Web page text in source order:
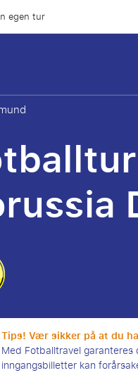
egen tur
Tips! Vær sikker på at du
Med Fotballtravel garanteres
inngangsbilletter kan